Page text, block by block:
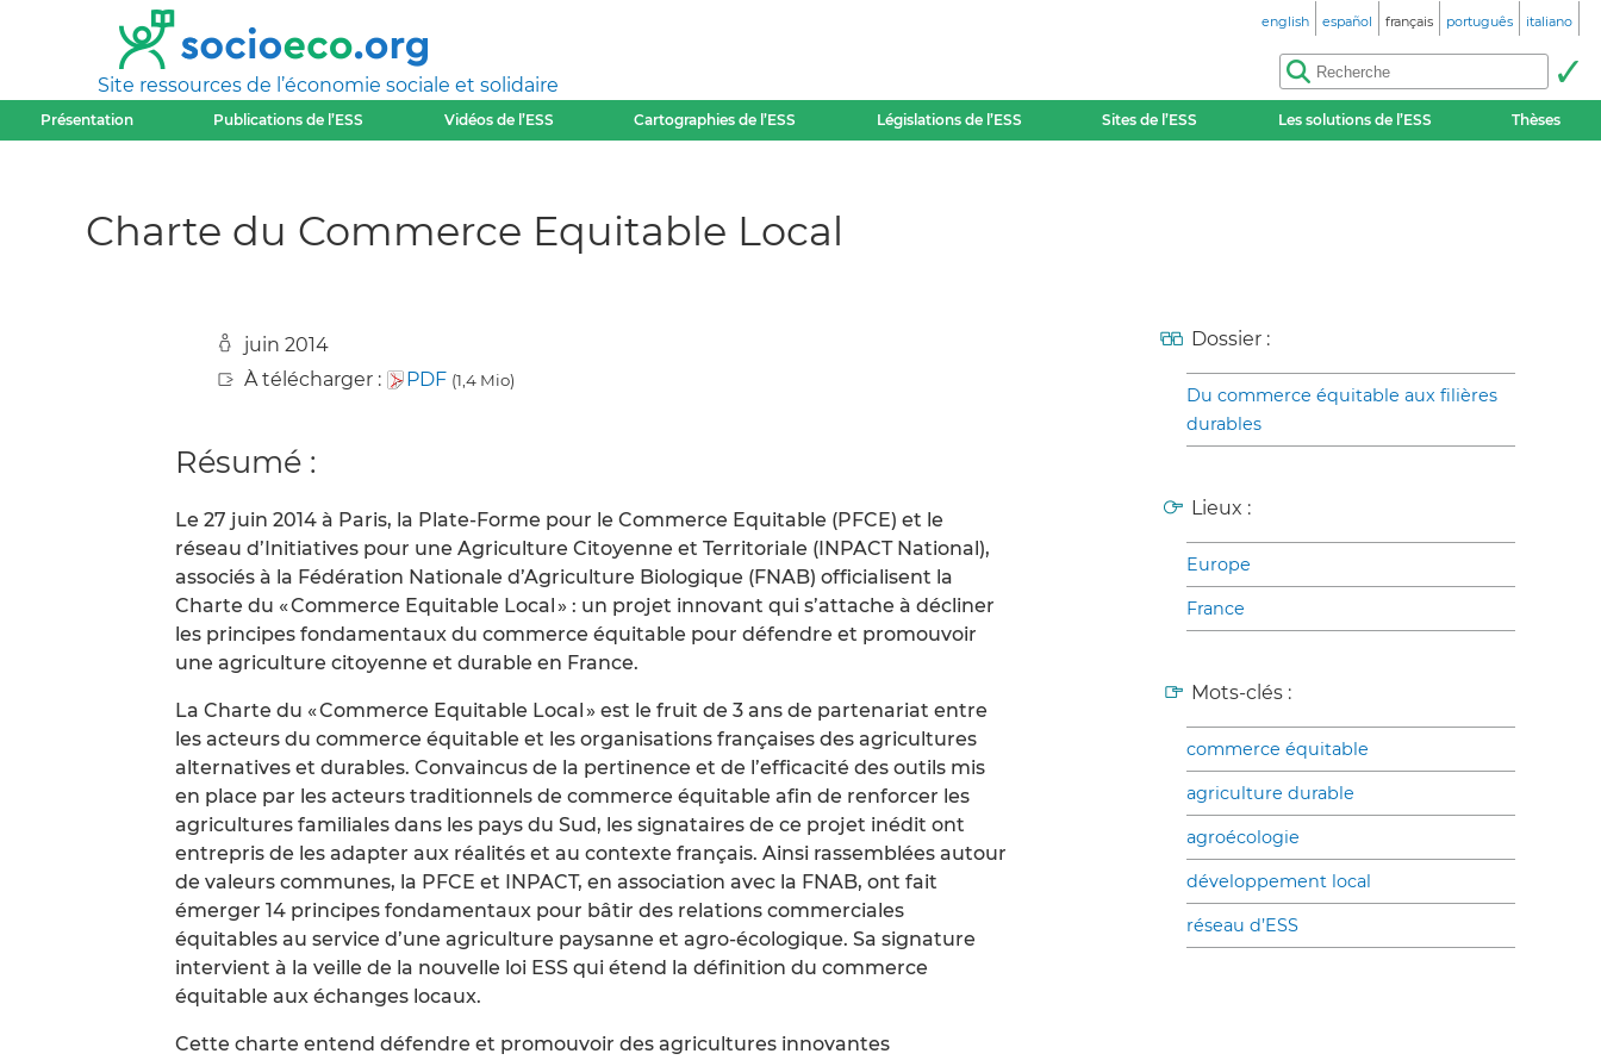
Site ressources de l’économie sociale et solidaire
english español français português italiano
Présentation Publications de l’ESS Vidéos de l’ESS Cartographies de l’ESS Législations de l’ESS Sites de l’ESS Les solutions de l’ESS Thèses
Charte du Commerce Equitable Local
juin 2014
À télécharger :
PDF (1,4 Mio)
Résumé :
Le 27 juin 2014 à Paris, la Plate-Forme pour le Commerce Equitable (PFCE) et le
réseau d’Initiatives pour une Agriculture Citoyenne et Territoriale (INPACT National),
associés à la Fédération Nationale d’Agriculture Biologique (FNAB) officialisent la
Charte du « Commerce Equitable Local » : un projet innovant qui s’attache à décliner
les principes fondamentaux du commerce équitable pour défendre et promouvoir
une agriculture citoyenne et durable en France.
La Charte du « Commerce Equitable Local » est le fruit de 3 ans de partenariat entre
les acteurs du commerce équitable et les organisations françaises des agricultures
alternatives et durables. Convaincus de la pertinence et de l’efficacité des outils mis
en place par les acteurs traditionnels de commerce équitable afin de renforcer les
agricultures familiales dans les pays du Sud, les signataires de ce projet inédit ont
entrepris de les adapter aux réalités et au contexte français. Ainsi rassemblées autour
de valeurs communes, la PFCE et INPACT, en association avec la FNAB, ont fait
émerger 14 principes fondamentaux pour bâtir des relations commerciales
équitables au service d’une agriculture paysanne et agro-écologique. Sa signature
intervient à la veille de la nouvelle loi ESS qui étend la définition du commerce
équitable aux échanges locaux.
Cette charte entend défendre et promouvoir des agricultures innovantes
Dossier :
Du commerce équitable aux filières
durables
Lieux :
Europe
France
Mots-clés :
commerce équitable
agriculture durable
agroécologie
développement local
réseau d’ESS